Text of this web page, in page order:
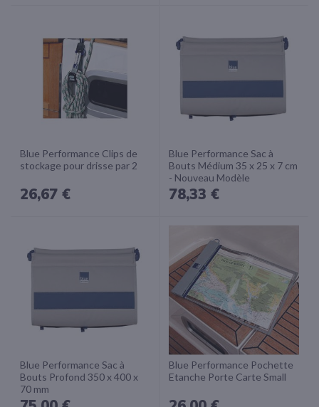
Blue Performance Clips de
stockage pour drisse par 2
26,67 €
Blue Performance Sac à
Bouts Médium 35 x 25 x 7 cm
- Nouveau Modèle
78,33 €
Blue Performance Sac à
Bouts Profond 350 x 400 x
70 mm
Blue Performance Pochette
Etanche Porte Carte Small